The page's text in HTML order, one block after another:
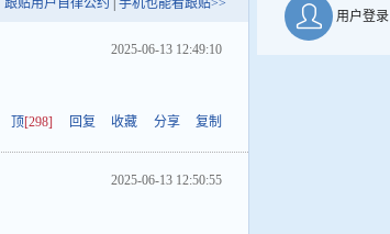
跟贴用户自律公约 手机也能看跟贴>>
2025-06-13 12:49:10
顶[298] 回复 收藏 分享 复制
2025-06-13 12:50:55
用户登录